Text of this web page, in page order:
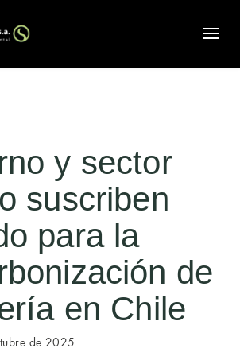
y sector
suscriben
para la
de
en Chile
de 2025